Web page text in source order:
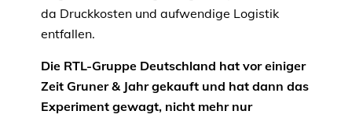
da Druckkosten und aufwendige Logistik
entfallen.
Die RTL-Gruppe Deutschland hat vor einiger
Zeit Gruner & Jahr gekauft und hat dann das
Experiment gewagt, nicht mehr nur